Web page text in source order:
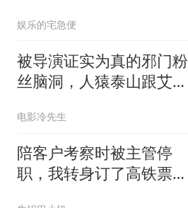
娱乐的宅急便
被导演证实为真的邪门粉
丝脑洞，人猿泰山跟艾莎
电影冷先生
陪客户考察时被主管停
职，我转身订了高铁票。